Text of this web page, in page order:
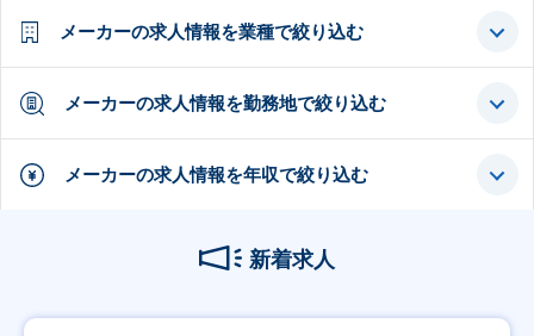
メーカーの求人情報を業種で絞り込む
メーカーの求人情報を勤務地で絞り込む
メーカーの求人情報を年収で絞り込む
新着求人